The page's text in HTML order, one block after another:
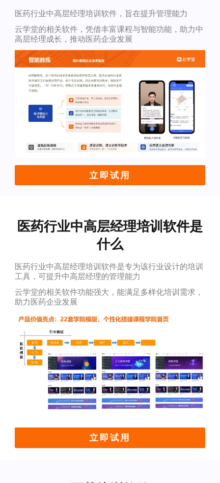
医药行业中高层经理培训软件，旨在提升管理能力
云学堂的相关软件，凭借丰富课程与智能功能，助力中
高层经理成长，推动医药企业发展
立即试用
医药行业中高层经理培训软件是
什么
医药行业中高层经理培训软件是专为该行业设计的培训
工具，可提升中高层经理的管理能力
云学堂的相关软件功能强大，能满足多样化培训需求，
助力医药企业发展
立即试用